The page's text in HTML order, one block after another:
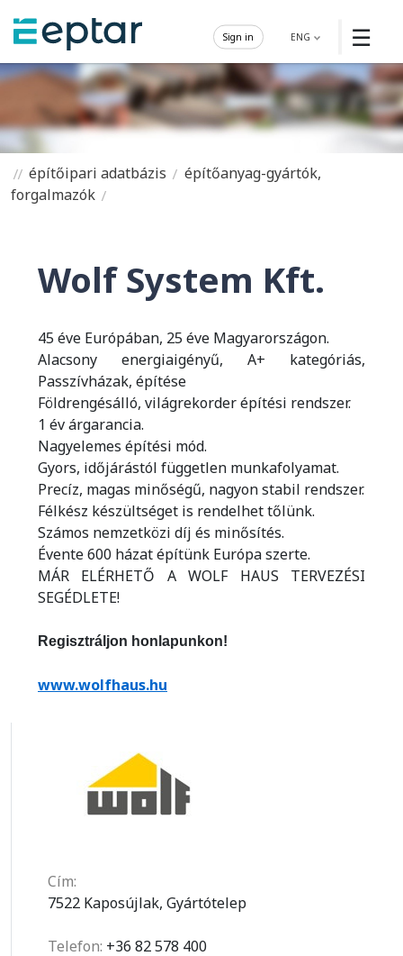
☰
ENG
Sign in
építőipari adatbázis
építőanyag-gyártók,
forgalmazók
Wolf System Kft.
45 éve Európában, 25 éve Magyarországon.
Alacsony energiaigényű, A+ kategóriás,
Passzívházak, építése
Földrengésálló, világrekorder építési rendszer.
1 év árgarancia.
Nagyelemes építési mód.
Gyors, időjárástól független munkafolyamat.
Precíz, magas minőségű, nagyon stabil rendszer.
Félkész készültséget is rendelhet tőlünk.
Számos nemzetközi díj és minősítés.
Évente 600 házat építünk Európa szerte.
MÁR ELÉRHETŐ A WOLF HAUS TERVEZÉSI
SEGÉDLETE!
Regisztráljon honlapunkon!
www.wolfhaus.hu
Cím:
7522 Kaposújlak, Gyártótelep
Telefon: +36 82 578 400